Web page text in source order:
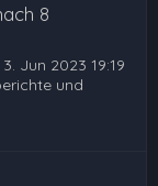
8
3. Jun 2023 19:19
und